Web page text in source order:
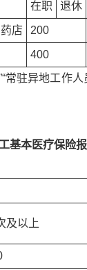
在职 退休
店 200
400
常驻异地工作
基本医疗保险
及以上